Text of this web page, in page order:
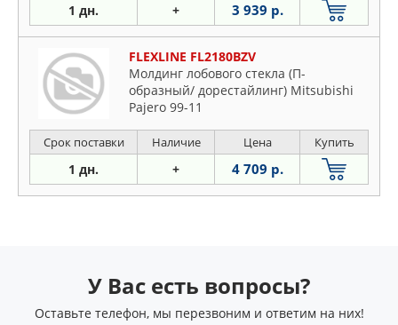
1 дн. + 3 939 р.
FLEXLINE FL2180BZV
Молдинг лобового стекла (П-
образный/ дорестайлинг) Mitsubishi
Pajero 99-11
Срок поставки Наличие Цена Купить
1 дн. + 4 709 р.
У Вас есть вопросы?
Оставьте телефон, мы перезвоним и ответим на них!